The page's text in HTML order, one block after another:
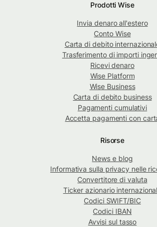
Prodotti Wise
Invia denaro all'estero
Conto Wise
Carta di debito
Trasferimento di importi
Ricevi denaro
Wise Platform
Wise Business
Carta di debito business
Pagamenti cumulativi
Accetta pagamenti con
Risorse
News e blog
Informativa sulla privacy nelle
Convertitore di valuta
Ticker azionario
Codici SWIFT/BIC
Codici IBAN
Avvisi sul tasso